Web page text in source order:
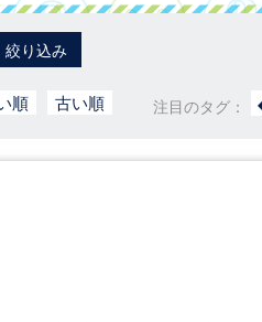
絞り込み
順 古い順 注目のタグ：